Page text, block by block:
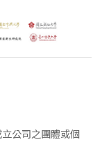
公司之團體或個